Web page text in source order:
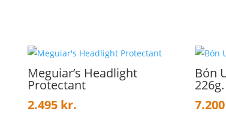
Meguiar’s Headlight
Protectant
2.495 kr.
Bón
226g.
7.200